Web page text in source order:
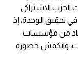
الحزب الاشتراكي
تحقيق الوحدة، إذ
من مؤسسات
وانكمش حضوره